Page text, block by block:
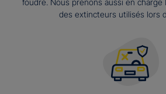
foudre. Nous prenons aussi en charge
des extincteurs utilisés lors